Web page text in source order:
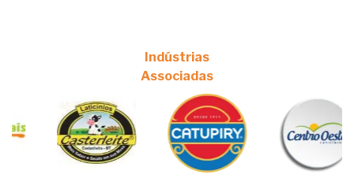
Indústrias
Associadas